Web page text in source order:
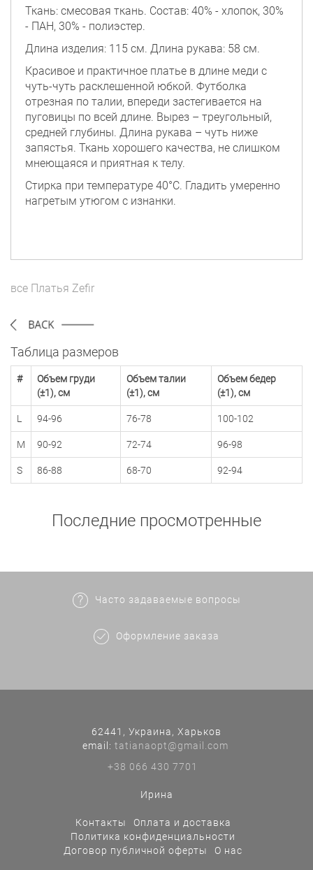
Ткань: смесовая ткань. Состав: 40% - хлопок, 30%
- ПАН, 30% - полиэстер.
Длина изделия: 115 см. Длина рукава: 58 см.
Красивое и практичное платье в длине меди с
чуть-чуть расклешенной юбкой. Футболка
отрезная по талии, впереди застегивается на
пуговицы по всей длине. Вырез – треугольный,
средней глубины. Длина рукава – чуть ниже
запястья. Ткань хорошего качества, не слишком
мнеющаяся и приятная к телу.
Стирка при температуре 40°C. Гладить умеренно
нагретым утюгом с изнанки.
все Платья Zefir
Таблица размеров
#
Объем груди
(±1), см
Объем талии
(±1), см
Объем бедер
(±1), см
L 94-96 76-78 100-102
M 90-92 72-74 96-98
S 86-88 68-70 92-94
Последние просмотренные
Часто задаваемые вопросы
Оформление заказа
62441, Украина, Харьков
еmail: tatianaopt@gmail.com
+38 066 430 7701
Ирина
Контакты
Оплата и доставка
Политика конфиденциальности
Договор публичной оферты
О нас